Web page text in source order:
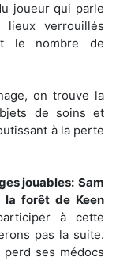
joueur qui parle
verrouillés
le nombre de
on trouve la
de soins et
à la perte
jouables: Sam
forêt de Keen
à cette
pas la suite.
ses médocs